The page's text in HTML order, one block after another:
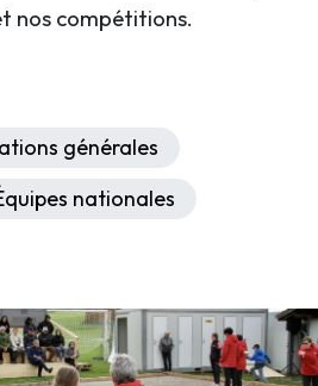
nos compétitions.
générales
nationales